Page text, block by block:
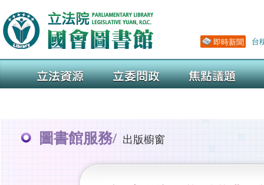
圖書館服務/ 出版櫥窗